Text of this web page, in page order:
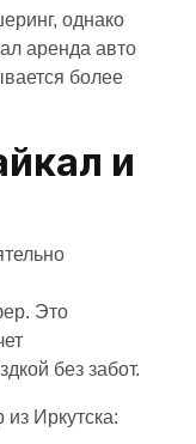
однако
аренда авто
более
и
Это
без забот.
из Иркутска: